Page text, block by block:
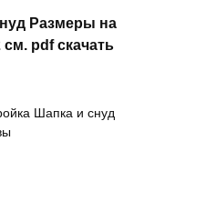
Размеры на
pdf скачать
Шапка и снуд